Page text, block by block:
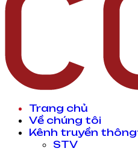
Trang chủ
Về chúng tôi
Kênh truyền thông
STV